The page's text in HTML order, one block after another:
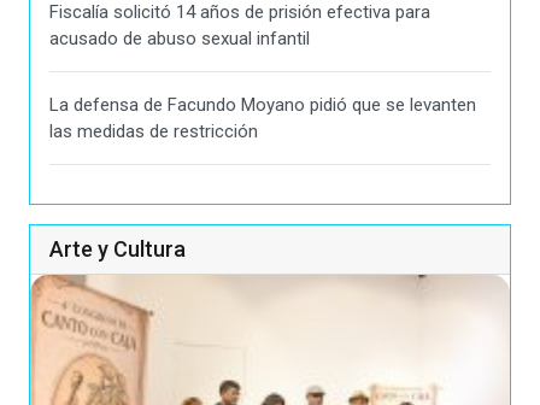
Fiscalía solicitó 14 años de prisión efectiva para
acusado de abuso sexual infantil
La defensa de Facundo Moyano pidió que se levanten
las medidas de restricción
Arte y Cultura